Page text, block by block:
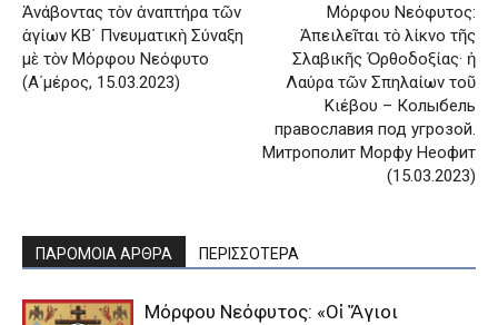
Ἀνάβοντας τὸν ἀναπτήρα τῶν
ἁγίων ΚΒ΄ Πνευματικὴ Σύναξη
μὲ τὸν Μόρφου Νεόφυτo
(Α΄μέρος, 15.03.2023)
Μόρφου Νεόφυτος:
Ἀπειλεῖται τὸ λίκνο τῆς
Σλαβικῆς Ὀρθοδοξίας· ἡ
Λαύρα τῶν Σπηλαίων τοῦ
Κιέβου – Колыбель
православия под угрозой.
Митрополит Морфу Неофит
(15.03.2023)
ΠΑΡΟΜΟΙΑ ΑΡΘΡΑ ΠΕΡΙΣΣΟΤΕΡΑ
Μόρφου Νεόφυτος: «Οἱ Ἅγιοι